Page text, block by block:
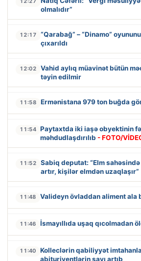
olmalıdır”
12:17
“Qarabağ” – “Dinamo”
çıxarıldı
12:02
Vahid aylıq müavinət bütün
təyin edilmir
11:58 Ermənistana 979 ton buğda
11:54 Paytaxtda iki iaşə obyektinin
məhdudlaşdırılıb - FOTO/
11:52
Sabiq deputat: “Elm sahəsində
artır, kişilər elmdən uzaqlaşır”
11:48 Valideyn övladdan aliment ala
11:46 İsmayıllıda uşaq qıcolmadan
11:40
Kolleclərin qabiliyyət
abituriyentlərin sayı artıb